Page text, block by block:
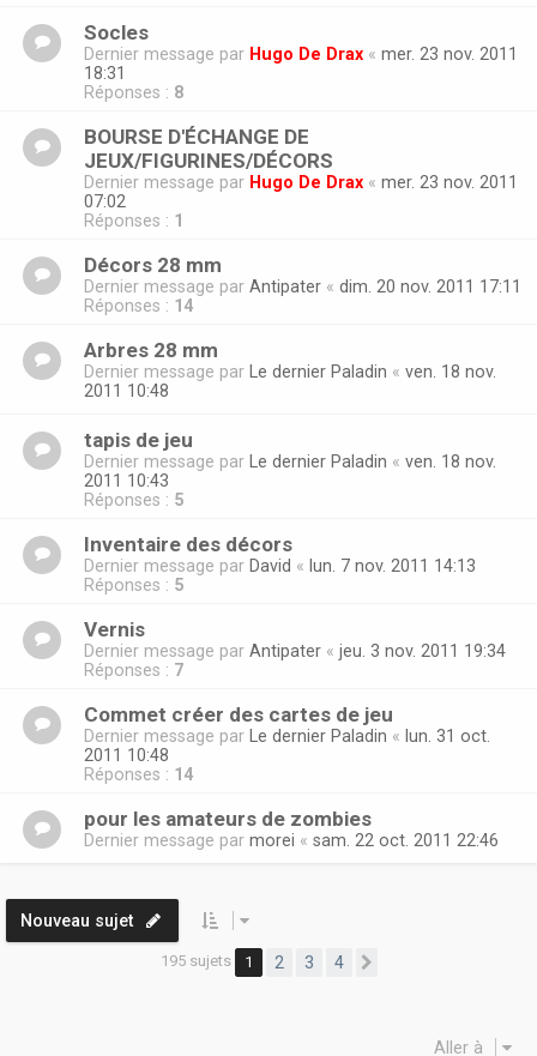
Socles
Dernier message par Hugo De Drax « mer. 23 nov. 2011
18:31
Réponses : 8
BOURSE D'ÉCHANGE DE
JEUX/FIGURINES/DÉCORS
Dernier message par Hugo De Drax « mer. 23 nov. 2011
07:02
Réponses : 1
Décors 28 mm
Dernier message par Antipater « dim. 20 nov. 2011 17:11
Réponses : 14
Arbres 28 mm
Dernier message par Le dernier Paladin « ven. 18 nov.
2011 10:48
tapis de jeu
Dernier message par Le dernier Paladin « ven. 18 nov.
2011 10:43
Réponses : 5
Inventaire des décors
Dernier message par David « lun. 7 nov. 2011 14:13
Réponses : 5
Vernis
Dernier message par Antipater « jeu. 3 nov. 2011 19:34
Réponses : 7
Commet créer des cartes de jeu
Dernier message par Le dernier Paladin « lun. 31 oct.
2011 10:48
Réponses : 14
pour les amateurs de zombies
Dernier message par morei « sam. 22 oct. 2011 22:46
Nouveau sujet
195 sujets 1 2 3 4
Aller à